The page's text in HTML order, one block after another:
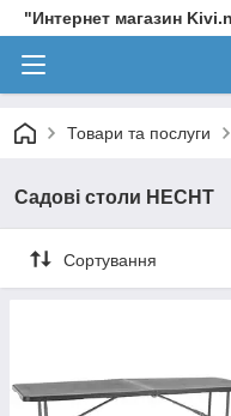
"Интернет магазин
Товари та послуги
Садові столи HECHT
Сортування